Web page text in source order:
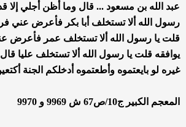
عبد الله بن مسعود ... قال وما أظن أجلي إلا
رسول الله ألا تستخلف أبا بكر فأعرض عني
قلت يا رسول الله ألا تستخلف عمر فأعرض
يوافقه قلت يا رسول الله ألا تستخلف عليا قال
غيره لو بايعتموه وأطعتموه أدخلكم الجنة
المعجم الكبير ج10/ص67 ش 9969 و 9970